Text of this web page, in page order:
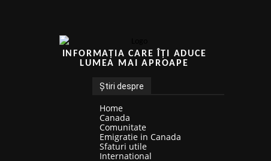
INFORMAȚIA CARE ÎȚI ADUCE
LUMEA MAI APROAPE
Știri despre
Home
Canada
Comunitate
Emigratie in Canada
Sfaturi utile
International